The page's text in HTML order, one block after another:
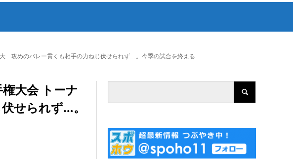
攻めのバレー貫くも相手の力ねじ伏せられず…。今季の試合を終える
大会 トーナ
せられず…。